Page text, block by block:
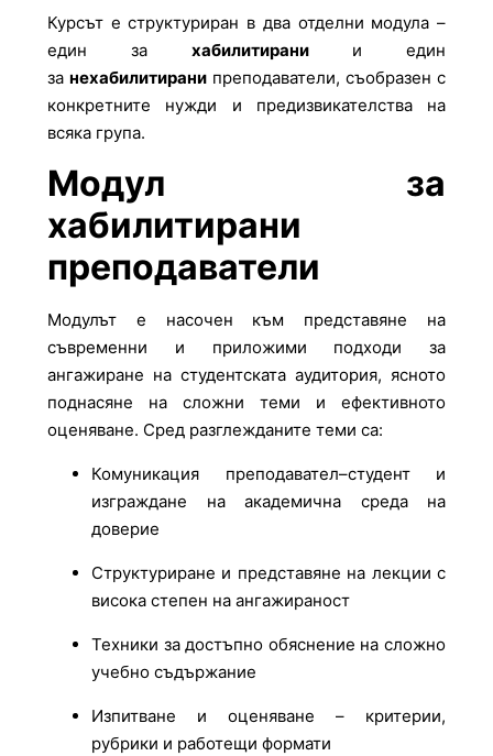
Курсът е структуриран в два отделни модула –
един за хабилитирании един
за нехабилитирани преподаватели, съобразен с
конкретните нужди и предизвикателства на
всяка група.
Модул за
хабилитирани
преподаватели
Модулът е насочен към представяне на
съвременни и приложими подходи за
ангажиране на студентската аудитория, ясното
поднасяне на сложни теми и ефективното
оценяване. Сред разглежданите теми са:
Комуникация преподавател–студент и
изграждане на академична среда на
доверие
Структуриране и представяне на лекции с
висока степен на ангажираност
Техники за достъпно обяснение на сложно
учебно съдържание
Изпитване и оценяване – критерии,
рубрики и работещи формати